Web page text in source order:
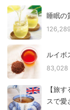
睡眠の
126,289
ルイボ
83,028
【旅
スで愛